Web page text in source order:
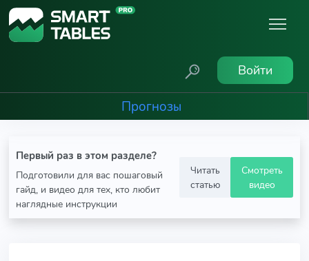
Войти
Прогнозы
Первый раз в этом разделе?
Подготовили для вас пошаговый
гайд, и видео для тех, кто любит
наглядные инструкции
Читать
статью
Смотреть
видео